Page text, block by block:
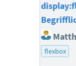
flexbox